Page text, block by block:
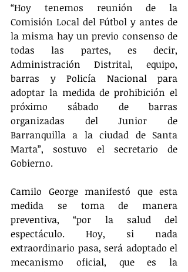
“Hoy tenemos reunión de la
Comisión Local del Fútbol y antes de
la misma hay un previo consenso de
todas las partes, es decir,
Administración Distrital, equipo,
barras y Policía Nacional para
adoptar la medida de prohibición el
próximo sábado de barras
organizadas del Junior de
Barranquilla a la ciudad de Santa
Marta”, sostuvo el secretario de
Gobierno.
Camilo George manifestó que esta
medida se toma de manera
preventiva, “por la salud del
espectáculo. Hoy, si nada
extraordinario pasa, será adoptado el
mecanismo oficial, que es la